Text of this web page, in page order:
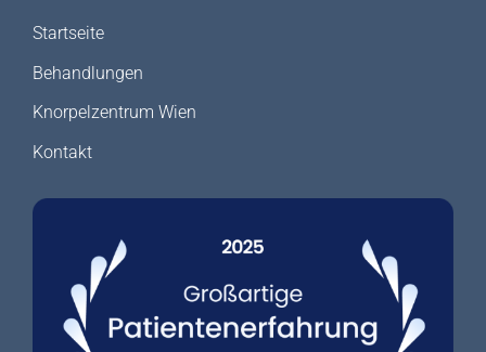
Startseite
Behandlungen
Knorpelzentrum Wien
Kontakt